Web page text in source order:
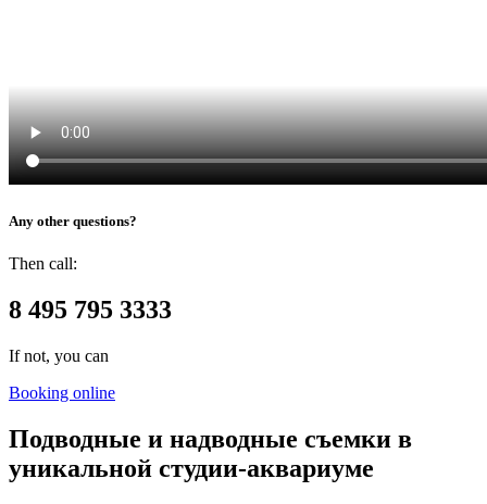
Any other questions?
Then call:
8 495 795 3333
If not, you can
Booking online
Подводные и надводные съемки в
уникальной студии-аквариуме